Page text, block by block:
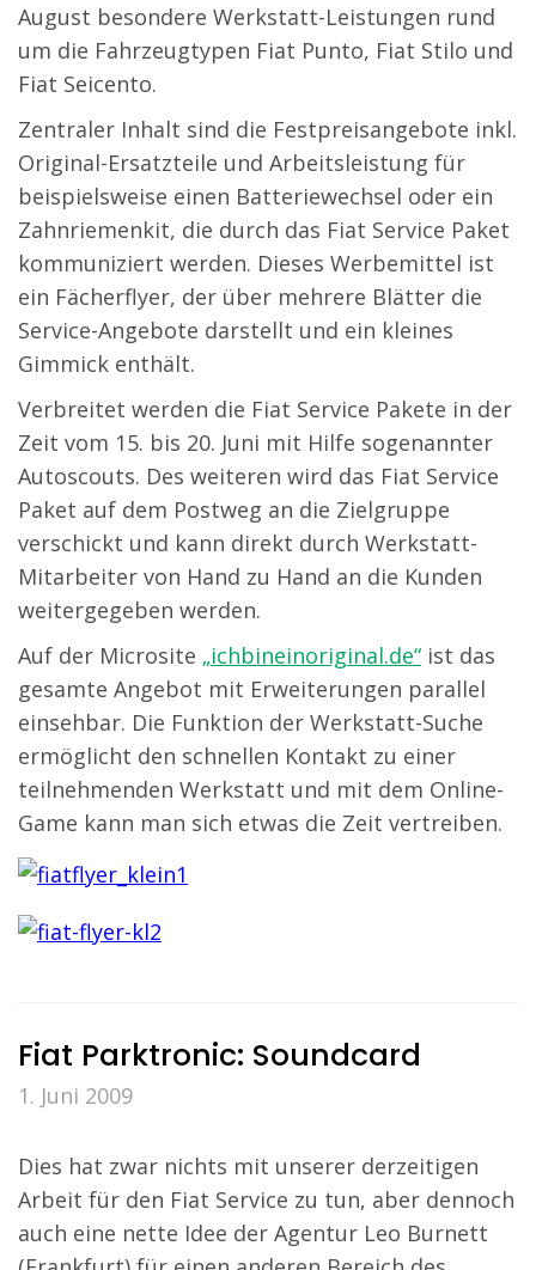
August besondere Werkstatt-Leistungen rund
um die Fahrzeugtypen Fiat Punto, Fiat Stilo und
Fiat Seicento.
Zentraler Inhalt sind die Festpreisangebote inkl.
Original-Ersatzteile und Arbeitsleistung für
beispielsweise einen Batteriewechsel oder ein
Zahnriemenkit, die durch das Fiat Service Paket
kommuniziert werden. Dieses Werbemittel ist
ein Fächerflyer, der über mehrere Blätter die
Service-Angebote darstellt und ein kleines
Gimmick enthält.
Verbreitet werden die Fiat Service Pakete in der
Zeit vom 15. bis 20. Juni mit Hilfe sogenannter
Autoscouts. Des weiteren wird das Fiat Service
Paket auf dem Postweg an die Zielgruppe
verschickt und kann direkt durch Werkstatt-
Mitarbeiter von Hand zu Hand an die Kunden
weitergegeben werden.
Auf der Microsite „ichbineinoriginal.de“ ist das
gesamte Angebot mit Erweiterungen parallel
einsehbar. Die Funktion der Werkstatt-Suche
ermöglicht den schnellen Kontakt zu einer
teilnehmenden Werkstatt und mit dem Online-
Game kann man sich etwas die Zeit vertreiben.
Fiat Parktronic: Soundcard
1. Juni 2009
Dies hat zwar nichts mit unserer derzeitigen
Arbeit für den Fiat Service zu tun, aber dennoch
auch eine nette Idee der Agentur Leo Burnett